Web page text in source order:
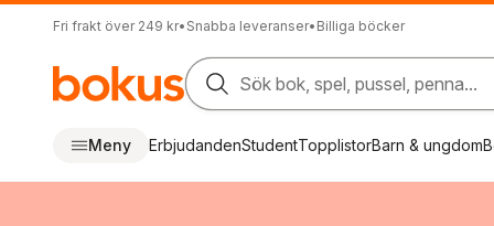
Fri frakt över 249 kr• Snabba leveranser• Billiga böcker
Sök bok, spel, pussel, penna...
Meny ErbjudandenStudentTopplistorBarn & ungdom